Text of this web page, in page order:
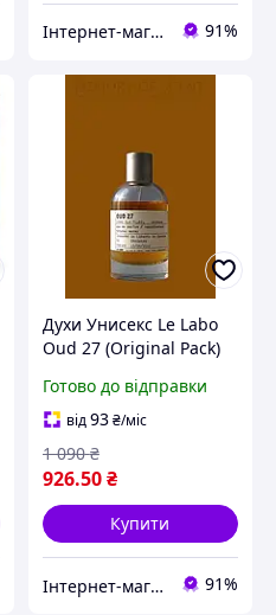
Інтернет-магазин Allegoriya 91%
Духи Унисекс Le Labo
Oud 27 (Original Pack)
(Оригинальная
Упаковка) 100 мл all К
or42
Готово до відправки
від93₴/міс
926.50₴
1 090 ₴
Купити
Інтернет-магазин Allegoriya 91%